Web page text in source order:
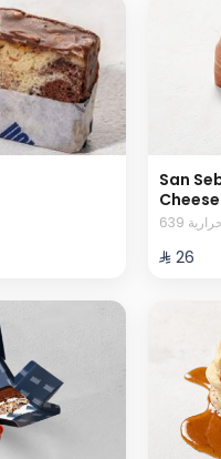
San
⁨⁦‪‬ 26⁩